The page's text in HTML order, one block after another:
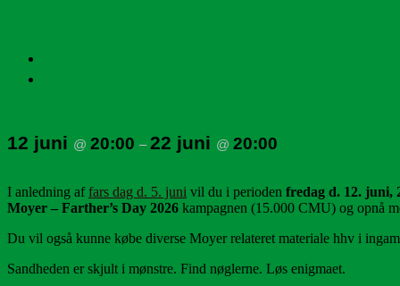
12 juni @ 20:00 –22 juni @ 20:00
I anledning affars dag d. 5. juni vil du i perioden fredag d. 12. juni,
Moyer – Farther’s Day 2026 kampagnen (15.000 CMU) og opnå
Du vil også kunne købe diverse Moyer relateret materiale hhv i
Sandheden er skjult i mønstre. Find nøglerne. Løs enigmaet.